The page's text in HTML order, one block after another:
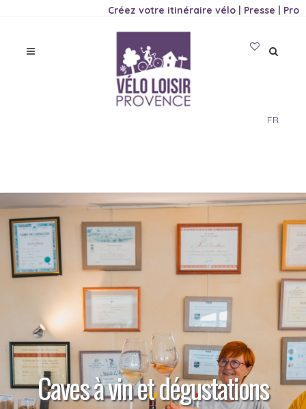
Créez votre itinéraire vélo | Presse | Pro
FR
Caves à vin et dégustations